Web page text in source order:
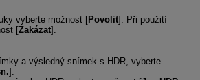
vyberte možnost [Povolit]. Při použití
[Zakázat].
a výsledný snímek s HDR, vyberte
].